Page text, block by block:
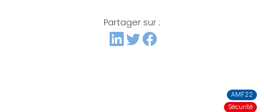
Partager sur :
AMF22
Sécurité